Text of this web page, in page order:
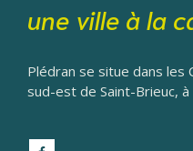
une ville à la
Plédran se situe dans les
sud-est de Saint-Brieuc,